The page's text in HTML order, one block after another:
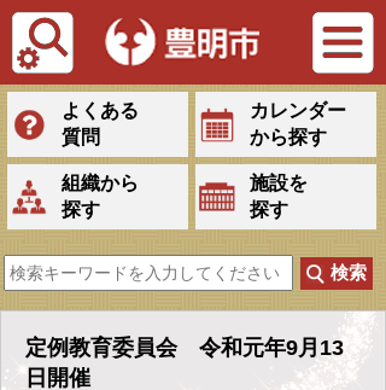
Tiếng Việt
よくある
質問
カレンダー
から探す
組織から
探す
施設を
探す
定例教育委員会 令和元年9月13
日開催